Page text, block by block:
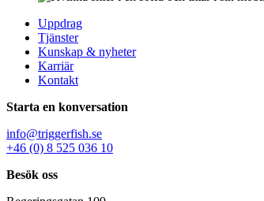
Uppdrag
Tjänster
Kunskap & nyheter
Karriär
Kontakt
Starta en konversation
info@triggerfish.se
+46 (0) 8 525 036 10
Besök oss